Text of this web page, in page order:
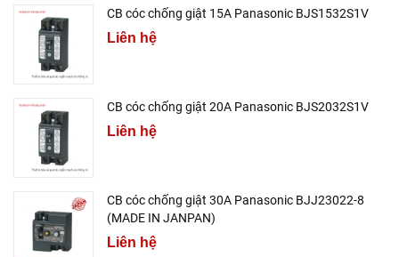
CB cóc chống giật 15A Panasonic BJS1532S1V
Liên hệ
CB cóc chống giật 20A Panasonic BJS2032S1V
Liên hệ
CB cóc chống giật 30A Panasonic BJJ23022-8
(MADE IN JANPAN)
Liên hệ